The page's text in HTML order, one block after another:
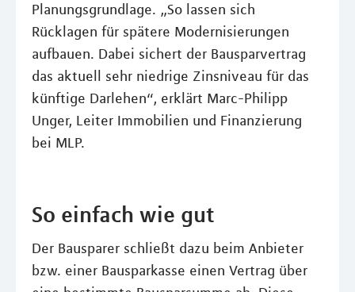
Planungsgrundlage. „So lassen sich
Rücklagen für spätere Modernisierungen
aufbauen. Dabei sichert der Bausparvertrag
das aktuell sehr niedrige Zinsniveau für das
künftige Darlehen“, erklärt Marc-Philipp
Unger, Leiter Immobilien und Finanzierung
bei MLP.
So einfach wie gut
Der Bausparer schließt dazu beim Anbieter
bzw. einer Bausparkasse einen Vertrag über